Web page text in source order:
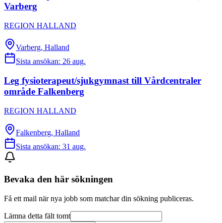
Varberg
REGION HALLAND
Varberg, Halland
Sista ansökan: 26 aug.
Leg fysioterapeut/sjukgymnast till Vårdcentraler
område Falkenberg
REGION HALLAND
Falkenberg, Halland
Sista ansökan: 31 aug.
Bevaka den här sökningen
Få ett mail när nya jobb som matchar din sökning publiceras.
Lämna detta fält tomt